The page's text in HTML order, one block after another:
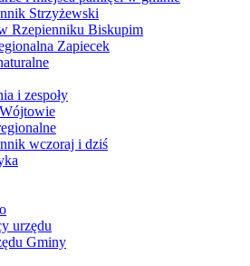
Strzyżewski
Rzepienniku Biskupim
Zapiecek
i zespoły
wczoraj i dziś
urzędu
Gminy